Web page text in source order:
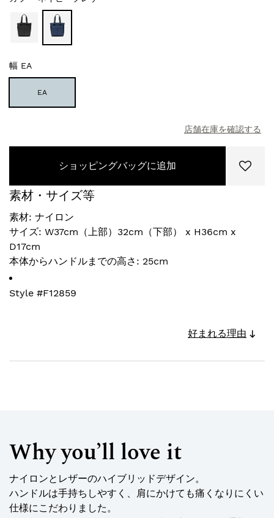
幅 EA
EA
店舗在庫を確認する
ショッピングバッグに追加
素材・サイズ等
素材: ナイロン
サイズ: W37cm（上部）32cm（下部） x H36cm x
D17cm
本体からハンドルまでの高さ: 25cm
Style #F12859
好まれる理由
Why you’ll love it
ナイロンとレザーのハイブリッドデザイン。
ハンドルは手持ちしやすく、肩にかけても痛くなりにくい
仕様にこだわりました。